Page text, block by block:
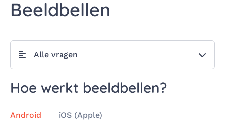
Beeldbellen
Alle vragen
Hoe werkt beeldbellen?
Android iOS (Apple)